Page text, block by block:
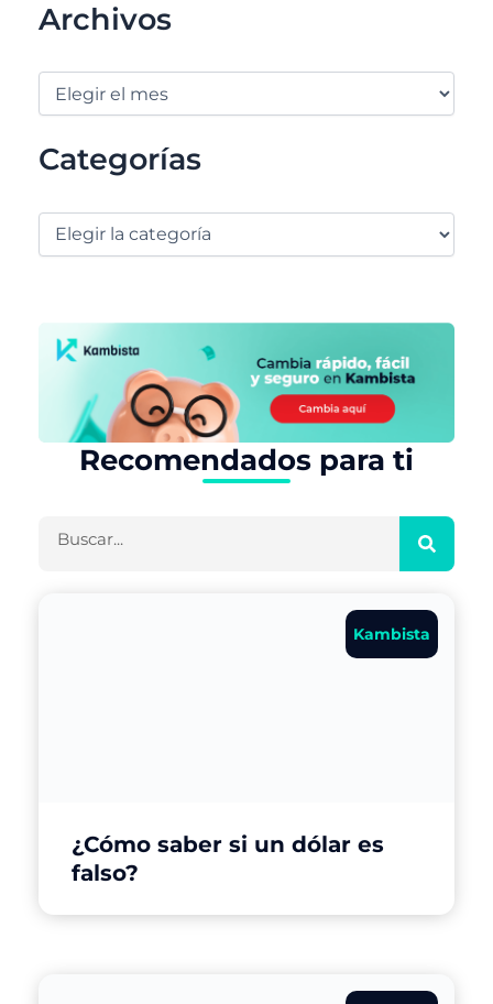
Archivos
Categorías
Recomendados para ti
Kambista
¿Cómo saber si un dólar es
falso?